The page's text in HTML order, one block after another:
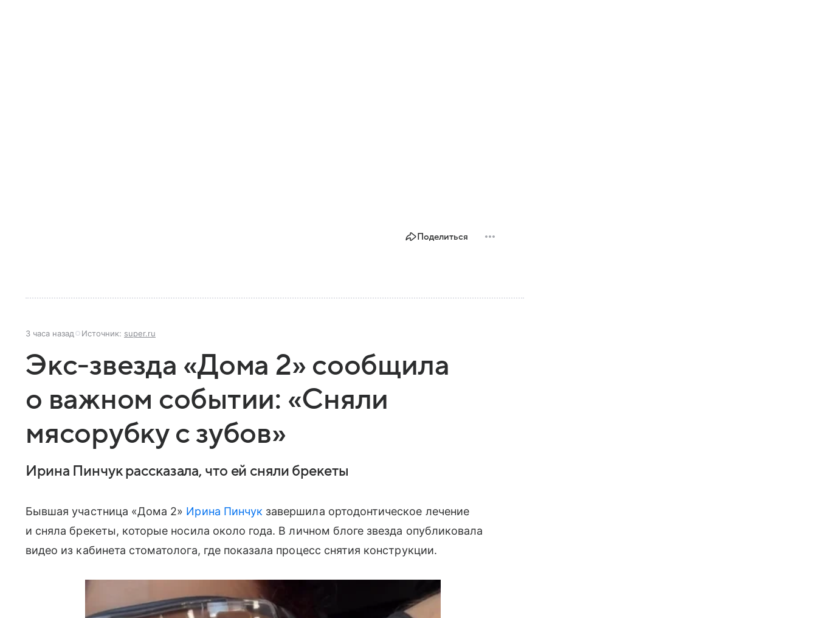
Поделиться
3 часа назад Источник: super.ru
Экс-звезда «Дома 2» сообщила
о важном событии: «Сняли
мясорубку с зубов»
Ирина Пинчук рассказала, что ей сняли брекеты
Бывшая участница «Дома 2» Ирина Пинчук завершила ортодонтическое лечение
и сняла брекеты, которые носила около года. В личном блоге звезда опубликовала
видео из кабинета стоматолога, где показала процесс снятия конструкции.